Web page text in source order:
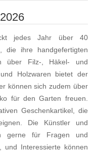
jedes Jahr über 40
die ihre handgefertigten
über Filz-, Häkel- und
Holzwaren bietet der
können sich zudem über
für den Garten freuen.
Geschenkartikel, die
Die Künstler und
gerne für Fragen und
und Interessierte können